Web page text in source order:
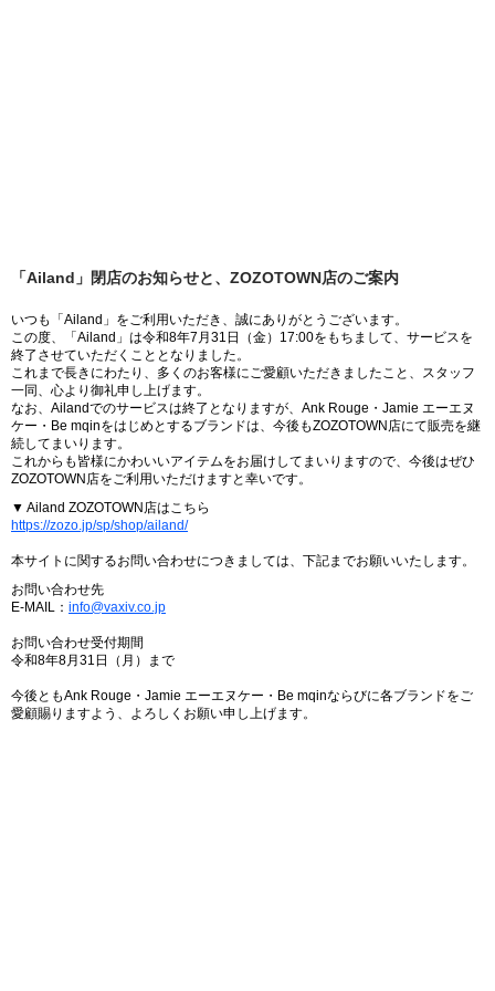
「Ailand」閉店のお知らせと、ZOZOTOWN店のご案内
いつも「Ailand」をご利用いただき、誠にありがとうございます。
この度、「Ailand」は令和8年7月31日（金）17:00をもちまして、サービスを
終了させていただくこととなりました。
これまで長きにわたり、多くのお客様にご愛顧いただきましたこと、スタッフ
一同、心より御礼申し上げます。
なお、Ailandでのサービスは終了となりますが、Ank Rouge・Jamie エーエヌ
ケー・Be mqinをはじめとするブランドは、今後もZOZOTOWN店にて販売を継
続してまいります。
これからも皆様にかわいいアイテムをお届けしてまいりますので、今後はぜひ
ZOZOTOWN店をご利用いただけますと幸いです。
▼ Ailand ZOZOTOWN店はこちら
https://zozo.jp/sp/shop/ailand/
本サイトに関するお問い合わせにつきましては、下記までお願いいたします。
お問い合わせ先
E-MAIL： info@vaxiv.co.jp
お問い合わせ受付期間
令和8年8月31日（月）まで
今後ともAnk Rouge・Jamie エーエヌケー・Be mqinならびに各ブランドをご
愛顧賜りますよう、よろしくお願い申し上げます。